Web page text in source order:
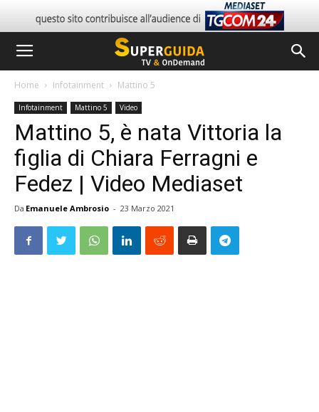
Home Infotainment Mattino 5
Infotainment Mattino 5 Video
Mattino 5, è nata Vittoria la
figlia di Chiara Ferragni e
Fedez | Video Mediaset
Da Emanuele Ambrosio - 23 Marzo 2021